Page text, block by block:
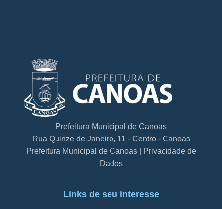
Prefeitura Municipal de Canoas
Rua Quinze de Janeiro, 11 - Centro - Canoas
Prefeitura Municipal de Canoas | Privacidade de
Dados
Links de seu interesse